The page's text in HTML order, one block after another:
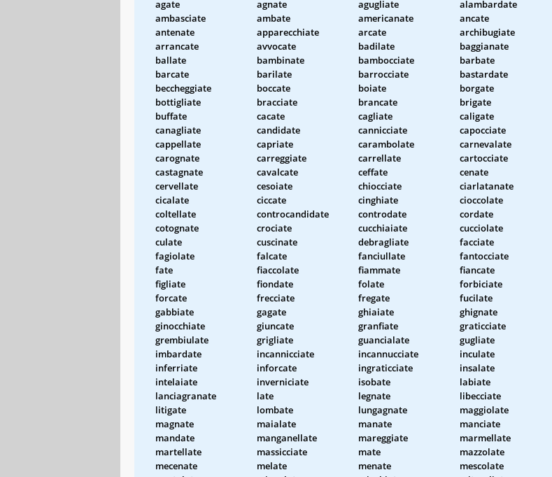
agate
agnate agugliate
alambardate
ambasciate
ambate americanate
ancate
antenate
apparecchiate arcate
archibugiate
arrancate
avvocate badilate
baggianate
ballate
bambinate bambocciate
barbate
barcate
barilate barrocciate
bastardate
beccheggiate
boccate boiate
borgate
bottigliate
bracciate brancate
brigate
buffate
cacate cagliate
caligate
canagliate
candidate cannicciate
capocciate
cappellate
capriate carambolate
carnevalate
carognate
carreggiate carrellate
cartocciate
castagnate
cavalcate ceffate
cenate
cervellate
cesoiate chiocciate
ciarlatanate
cicalate
ciccate cinghiate
cioccolate
coltellate
controcandidate controdate
cordate
cotognate
crociate cucchiaiate
cucciolate
culate
cuscinate debragliate
facciate
fagiolate
falcate fanciullate
fantocciate
fate
fiaccolate fiammate
fiancate
figliate
fiondate folate
forbiciate
forcate
frecciate fregate
fucilate
gabbiate
gagate ghiaiate
ghignate
ginocchiate
giuncate granfiate
graticciate
grembiulate
grigliate guancialate
gugliate
imbardate
incannicciate incannucciate
inculate
inferriate
inforcate ingraticciate
insalate
intelaiate
inverniciate isobate
labiate
lanciagranate
late legnate
libecciate
litigate
lombate lungagnate
maggiolate
magnate
maialate manate
manciate
mandate
manganellate mareggiate
marmellate
martellate
massicciate mate
mazzolate
mecenate
melate menate
mescolate